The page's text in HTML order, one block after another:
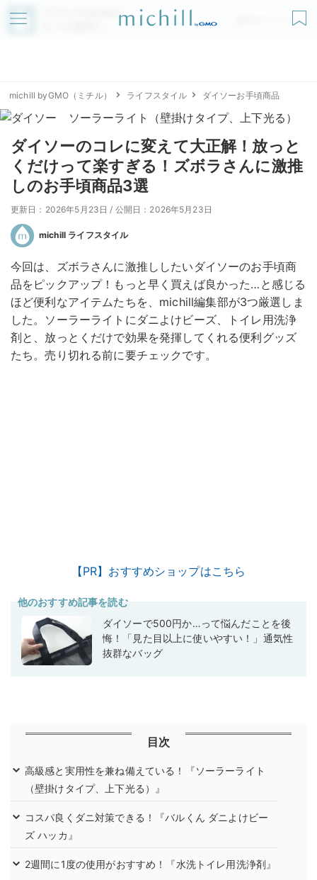
アプリでmichillが
無料ダウンロード
michill byGMO（ミチル） ライフスタイル ダイソーお手頃商品
ダイソーのコレに変えて大正解！放っと
くだけって楽すぎる！ズボラさんに激推
しのお手頃商品3選
更新日：2026年5月23日 / 公開日：2026年5月23日
michill ライフスタイル
今回は、ズボラさんに激推ししたいダイソーのお手頃商
品をピックアップ！もっと早く買えば良かった…と感じる
ほど便利なアイテムたちを、michill編集部が3つ厳選しま
した。ソーラーライトにダニよけビーズ、トイレ用洗浄
剤と、放っとくだけで効果を発揮してくれる便利グッズ
たち。売り切れる前に要チェックです。
【PR】おすすめショップはこちら
他のおすすめ記事を読む
ダイソーで500円か…って悩んだことを後
悔！「見た目以上に使いやすい！」通気性
抜群なバッグ
目次
高級感と実用性を兼ね備えている！『ソーラーライト
（壁掛けタイプ、上下光る）』
コスパ良くダニ対策できる！『バルくん ダニよけビー
ズ ハッカ』
2週間に1度の使用がおすすめ！『水洗トイレ用洗浄剤』